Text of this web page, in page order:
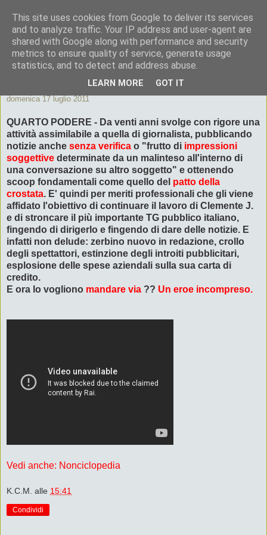
ByeByePapi
Cronache dall'Italia migliore
domenica 17 luglio 2011
QUARTO PODERE - Da venti anni svolge con rigore una
attività assimilabile a quella di giornalista, pubblicando
notizie anche senza verifica o "frutto di impressioni
soggettive determinate da un malinteso all'interno di
una conversazione su altro soggetto" e ottenendo
scoop fondamentali come quello del patto della
crostata. E' quindi per meriti professionali che gli viene
affidato l'obiettivo di continuare il lavoro di Clemente J.
e di stroncare il più importante TG pubblico italiano,
fingendo di dirigerlo e fingendo di dare delle notizie. E
infatti non delude: zerbino nuovo in redazione, crollo
degli spettattori, estinzione degli introiti pubblicitari,
esplosione delle spese aziendali sulla sua carta di
credito.
E ora lo vogliono mandare via ?? Un eroe incompreso.
Vedi anche: Nonciclopedia
K.C.M. alle 15:41
Condividi
This site uses cookies from Google to deliver its services
and to analyze traffic. Your IP address and user-agent are
shared with Google along with performance and security
metrics to ensure quality of service, generate usage
statistics, and to detect and address abuse.
LEARN MORE GOT IT